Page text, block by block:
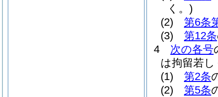
く。)
(2)
第6条
(3)
第12条
4
次の各号
は拘留若
(1)
第2条
(2)
第5条